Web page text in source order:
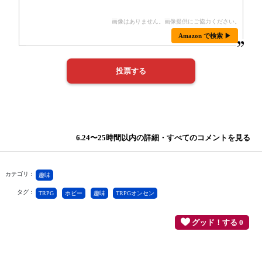
Amazon で検索 ▶
6.24〜25時間以内の詳細・すべてのコメントを見る
カテゴリ： 趣味
タグ： TRPG ホビー 趣味 TRPGオンセン
グッド！する 0